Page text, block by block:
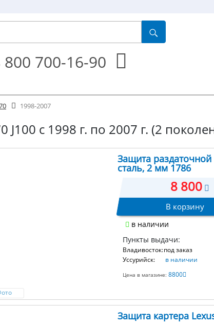
800 700-16-90
1998-2007
J100 с 1998 г. по 2007 г. (2
Защита
сталь, 2 мм 1786
8 800
В корзину
в наличии
Пункты выдачи:
Владивосток:под заказ
Уссурийск:
в наличии
Цена в магазине: 8800
Защита картера